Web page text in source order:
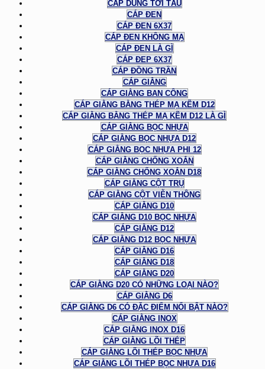
CÁP DÙNG TỜI TÀU
CÁP ĐEN
CÁP ĐEN 6X37
CÁP ĐEN KHÔNG MẠ
CÁP ĐEN LÀ GÌ
CÁP ĐEP 6X37
CÁP ĐỒNG TRẦN
CÁP GIẰNG
CÁP GIẰNG BAN CÔNG
CÁP GIẰNG BẰNG THÉP MẠ KẼM D12
CÁP GIẰNG BẰNG THÉP MẠ KẼM D12 LÀ GÌ
CÁP GIẰNG BỌC NHỰA
CÁP GIẰNG BỌC NHỰA D12
CÁP GIẰNG BỌC NHỰA PHI 12
CÁP GIẰNG CHỐNG XOẮN
CÁP GIẰNG CHỐNG XOẮN D18
CÁP GIẰNG CỘT TRỤ
CÁP GIẰNG CỘT VIỄN THÔNG
CÁP GIẰNG D10
CÁP GIẰNG D10 BỌC NHỰA
CÁP GIẰNG D12
CÁP GIẰNG D12 BỌC NHỰA
CÁP GIẰNG D16
CÁP GIẰNG D18
CÁP GIẰNG D20
CÁP GIẰNG D20 CÓ NHỮNG LOẠI NÀO?
CÁP GIẰNG D6
CÁP GIẰNG D6 CÓ ĐẶC ĐIỂM NỔI BẬT NÀO?
CÁP GIẰNG INOX
CÁP GIẰNG INOX D16
CÁP GIẰNG LÕI THÉP
CÁP GIẰNG LÕI THÉP BỌC NHỰA
CÁP GIẰNG LÕI THÉP BỌC NHỰA D16